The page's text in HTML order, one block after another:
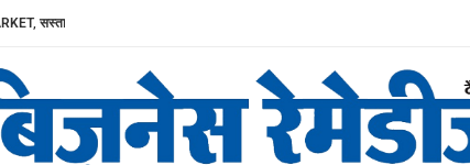
सस्ता...
AAVIN...
में उत्पादन...
BNP...
16TH BRICS TRADE MINISTERS’...
PRATIBHA AGARWAL ON...
के...